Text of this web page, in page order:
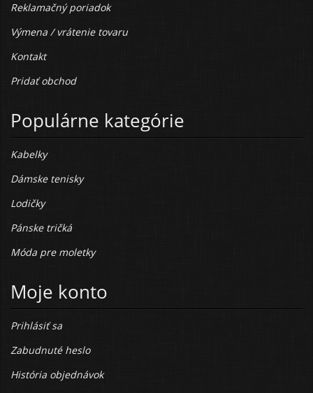
Reklamačný poriadok
Výmena / vrátenie tovaru
Kontakt
Pridať obchod
Populárne kategórie
Kabelky
Dámske tenisky
Lodičky
Pánske tričká
Móda pre moletky
Moje konto
Prihlásiť sa
Zabudnuté heslo
História objednávok